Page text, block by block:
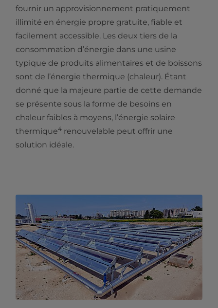
fournir un approvisionnement pratiquement
illimité en énergie propre gratuite, fiable et
facilement accessible. Les deux tiers de la
consommation d’énergie dans une usine
typique de produits alimentaires et de boissons
sont de l’énergie thermique (chaleur). Étant
donné que la majeure partie de cette demande
se présente sous la forme de besoins en
chaleur faibles à moyens, l’énergie solaire
thermique4 renouvelable peut offrir une
solution idéale.